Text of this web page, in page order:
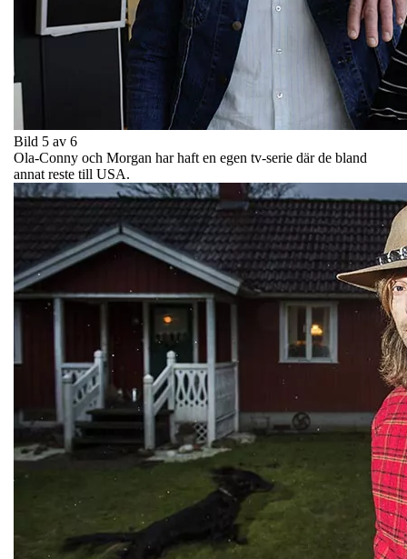
Bild 5 av 6
Ola-Conny och Morgan har haft en egen tv-serie där de bland
annat reste till USA.